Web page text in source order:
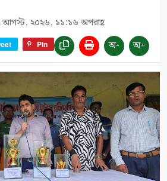
আগস্ট, ২০২৬, ১১:১৬ অপরাহ্ণ
Pin অ- অ+